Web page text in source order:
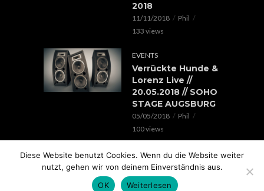
2018
11/11/2018
Phil
133 views
EVENTS
Verrückte Hunde &
Lorenz Live //
20.05.2018 // SOHO
STAGE AUGSBURG
05/05/2018
Phil
100 views
EVENTS
Rap im Ring 2017
mit Edgar Wasser,
Diese Website benutzt Cookies. Wenn du die Website weiter
nutzt, gehen wir von deinem Einverständnis aus.
OK
Weiterlesen